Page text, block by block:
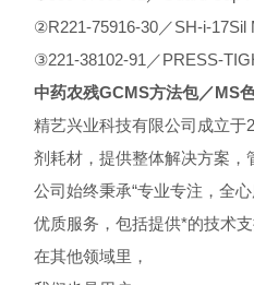
②R221-75916-30／SH-i-17Sil
③221-38102-91 ／PRESS-
中药农残GCMS方法包／MS
精艺兴业科技有限公司成立于
剂耗材，提供整体解决方案，
公司始终秉承“专业专注，全
优质服务，包括提供*的技术
在其他领域里，